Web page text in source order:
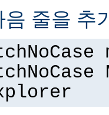
줄을 추